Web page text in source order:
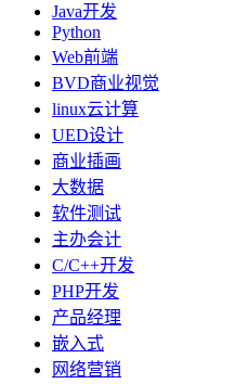
Java开发
Python
Web前端
BVD商业视觉
linux云计算
UED设计
商业插画
大数据
软件测试
主办会计
C/C++开发
PHP开发
产品经理
嵌入式
网络营销